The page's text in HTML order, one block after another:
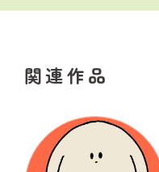
関連作品